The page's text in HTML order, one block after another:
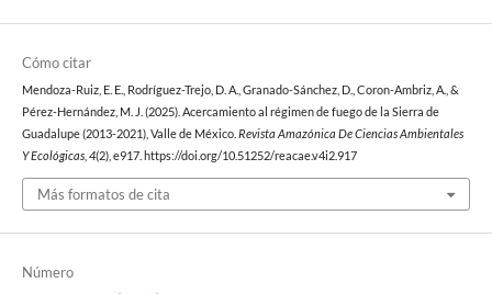
Cómo citar
Mendoza-Ruiz, E. E., Rodríguez-Trejo, D. A., Granado-Sánchez, D., Coron-Ambriz, A., &
Pérez-Hernández, M. J. (2025). Acercamiento al régimen de fuego de la Sierra de
Guadalupe (2013-2021), Valle de México. Revista Amazónica De Ciencias Ambientales
Y Ecológicas, 4(2), e917. https://doi.org/10.51252/reacae.v4i2.917
Más formatos de cita
Número